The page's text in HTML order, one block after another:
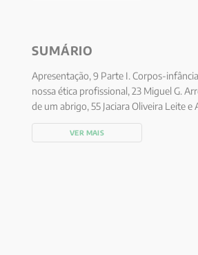
SUMÁRIO
Apresentação, 9 Parte I. Corpos-
nossa ética profissional, 23 Miguel G.
de um abrigo, 55 Jaciara Oliveira Leite
intricado fenômeno da exploração
Célia Regina Vendramini Parte II.
VER MAIS